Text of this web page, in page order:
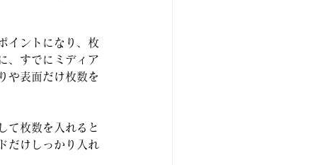
イントになり、枚
、すでにミディア
や表面だけ枚数を
て枚数を入れると
だけしっかり入れ